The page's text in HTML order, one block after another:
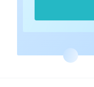
aktivnosti.